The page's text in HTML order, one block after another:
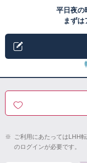
平日夜の
まずは
※ ご利用にあたってはLHH
のログインが必要です。